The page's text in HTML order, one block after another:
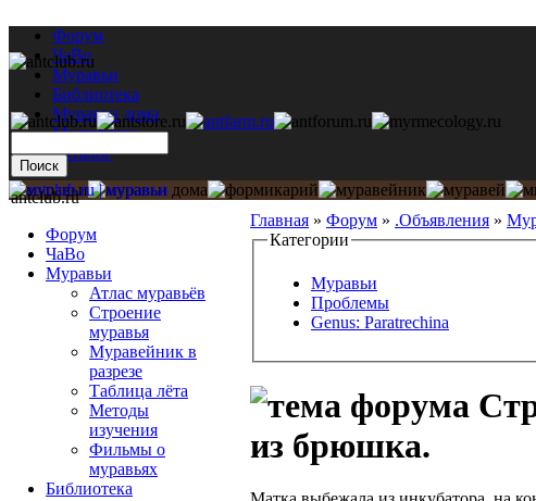
Форум
ЧаВо
Муравьи
Библиотека
Муравьи дома
Мастерская
Каталог
Главная » Форум » .Объявления »
Категории
Муравьи
Проблемы
Genus: Paratrechina
из брюшка.
antclub.ru
Форум
ЧаВо
Муравьи
Атлас муравьёв
Строение
муравья
Муравейник в
разрезе
Таблица лёта
Методы
изучения
Фильмы о
муравьях
Библиотека